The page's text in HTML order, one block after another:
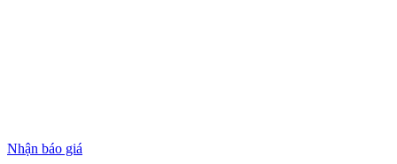
Nhận báo giá